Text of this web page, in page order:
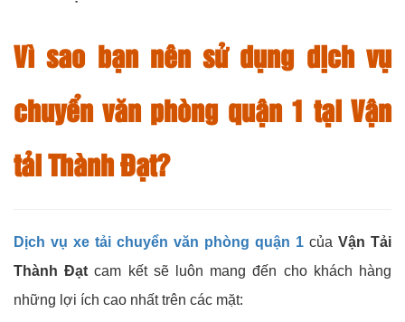
Vì sao bạn nên sử dụng dịch vụ
chuyển văn phòng quận 1 tại Vận
tải Thành Đạt?
Dịch vụ xe tải chuyển văn phòng quận 1 của Vận Tải
Thành Đạtcam kết sẽ luôn mang đến cho khách hàng
những lợi ích cao nhất trên các mặt: